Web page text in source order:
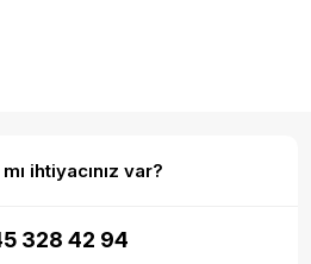
ihtiyacınız var?
328 42 94